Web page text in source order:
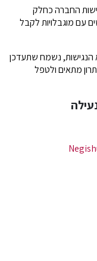
החברה כחלק
עם מוגבלויות לקבל
הנגישות, נשמח שתעדכן
מתאים ולטפל